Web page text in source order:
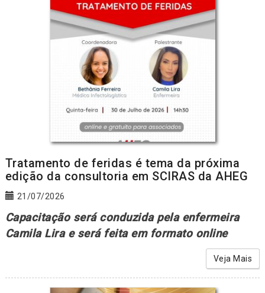
Tratamento de feridas é tema da próxima
edição da consultoria em SCIRAS da AHEG
21/07/2026
Capacitação será conduzida pela enfermeira
Camila Lira e será feita em formato online
Veja Mais